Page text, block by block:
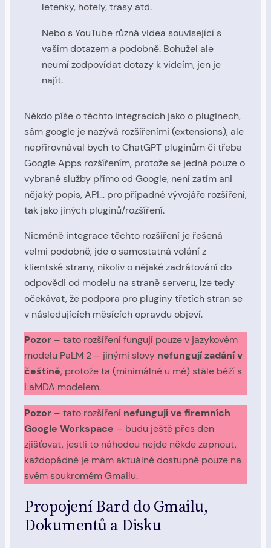
letenky, hotely, trasy atd.
Nebo s YouTube různá videa související s
vaším dotazem a podobně. Bohužel ale
neumí zodpovídat dotazy k videím, jen je
najít.
Někdo píše o těchto integracích jako o pluginech,
sám google je nazývá rozšířeními (extensions), ale
nepřirovnával bych to ChatGPT pluginům či třeba
Google Apps rozšířením, protože se jedná pouze o
vybrané služby přímo od Google, není zatím ani
nějaký popis, API… pro případné vývojáře rozšíření,
tak jako jiných pluginů/rozšíření.
Nicméně integrace těchto rozšíření je řešená
velmi podobně, jde o samostatná volání z
klientské strany, nikoliv o nějaké zadrátování do
odpovědi od modelu na straně serveru, lze tedy
očekávat, že podpora pro pluginy třetích stran se
v následujících měsících opravdu objeví.
Pozor – tato rozšíření fungují pouze v jazykovém
modelu PaLM 2 – jinými slovy nefungují zadání v
češtině, protože ta (minimálně u mě) stále běží s
LaMDA modelem.
Pozor – tato rozšíření nefungují ve firemních
Google Workspace – budu ještě přes den
zjišťovat, jestli to náhodou nejde někde zapnout,
každopádně je mám aktuálně dostupné pouze na
svém soukromém Gmailu.
Propojení Bard do Gmailu,
Dokumentů a Disku